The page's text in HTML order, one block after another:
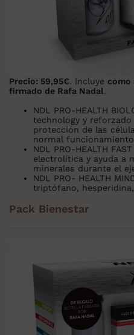
Precio: 59,95€. Incluye como
firmado de Rafa Nadal.
NDL PRO-HEALTH
technology y
protección de las
normal
NDL PRO-HEALTH FAST
electrolítica y ayuda a
minerales durante el
NDL PRO- HEALTH
triptófano,
Pack Bienestar